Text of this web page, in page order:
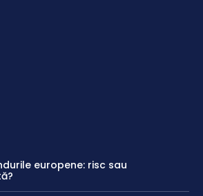
europene: risc sau